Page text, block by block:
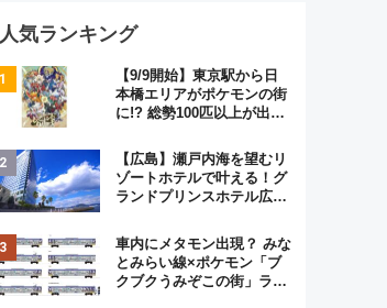
人気ランキング
【9/9開始】東京駅から日
本橋エリアがポケモンの街
に!? 総勢100匹以上が出現
格謎解き・グッズ情報まと
め
【広島】瀬戸内海を望むリ
ゾートホテルで叶える！グ
ランドプリンスホテル広島
ジュアルパーティープラン
車内にメタモン出現？ みな
とみらい線×ポケモン「ブ
クブクうみぞこの街」ラッ